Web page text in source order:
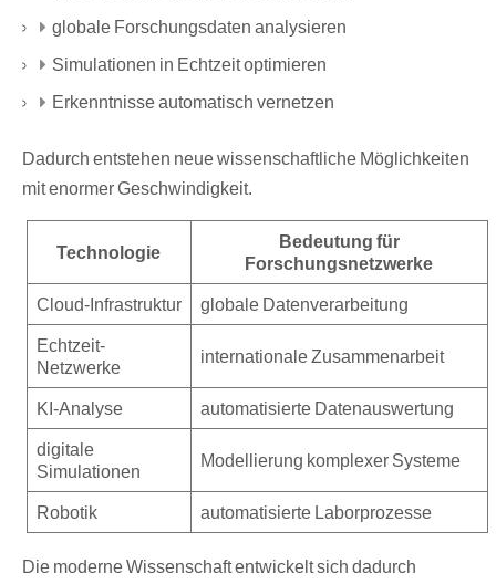
globale Forschungsdaten analysieren
Simulationen in Echtzeit optimieren
Erkenntnisse automatisch vernetzen
Dadurch entstehen neue wissenschaftliche Möglichkeiten
mit enormer Geschwindigkeit.
Technologie
Bedeutung für
Forschungsnetzwerke
Cloud-Infrastruktur
globale Datenverarbeitung
Echtzeit-
Netzwerke
internationale Zusammenarbeit
KI-Analyse
automatisierte Datenauswertung
digitale
Simulationen
Modellierung komplexer Systeme
Robotik automatisierte Laborprozesse
Die moderne Wissenschaft entwickelt sich dadurch